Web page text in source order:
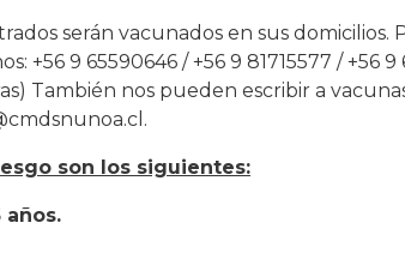
serán vacunados en sus
+56 9 65590646 / +56 9 81715577 /
También nos pueden escribir a
son los siguientes:
años.